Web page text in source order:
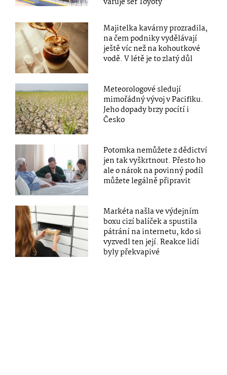
Majitelka kavárny prozradila,
na čem podniky vydělávají
ještě víc než na kohoutkové
vodě. V létě je to zlatý důl
Meteorologové sledují
mimořádný vývoj v Pacifiku.
Jeho dopady brzy pocítí i
Česko
Potomka nemůžete z dědictví
jen tak vyškrtnout. Přesto ho
ale o nárok na povinný podíl
můžete legálně připravit
Markéta našla ve výdejním
boxu cizí balíček a spustila
pátrání na internetu, kdo si
vyzvedl ten její. Reakce lidí
byly překvapivé